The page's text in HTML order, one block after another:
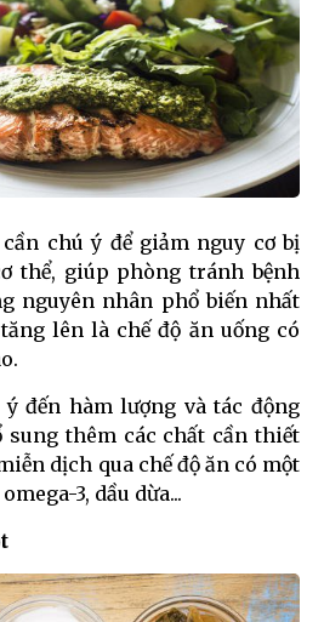
chú ý để giảm nguy cơ bị
thể, giúp phòng tránh bệnh
nguyên nhân phổ biến nhất
lên là chế độ ăn uống có
đến hàm lượng và tác động
sung thêm các chất cần thiết
dịch qua chế độ ăn có một
3, dầu dừa...